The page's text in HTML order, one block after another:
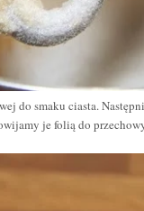
do smaku ciasta.
je folią do